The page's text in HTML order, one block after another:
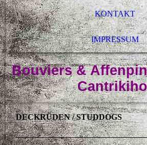
KONTAKT
IMPRESSUM
Bouviers &
DECKRÜDEN / STUDDOGS